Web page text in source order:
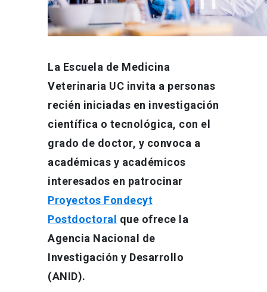
La Escuela de Medicina
Veterinaria UC invita a personas
recién iniciadas en investigación
científica o tecnológica, con el
grado de doctor, y convoca a
académicas y académicos
interesados en patrocinar
Proyectos Fondecyt
Postdoctoral
que ofrece la
Agencia Nacional de
Investigación y Desarrollo
(ANID).